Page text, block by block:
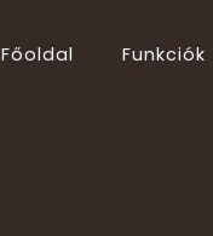
Főoldal Funkciók